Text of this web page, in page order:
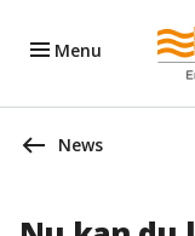
Menu
News